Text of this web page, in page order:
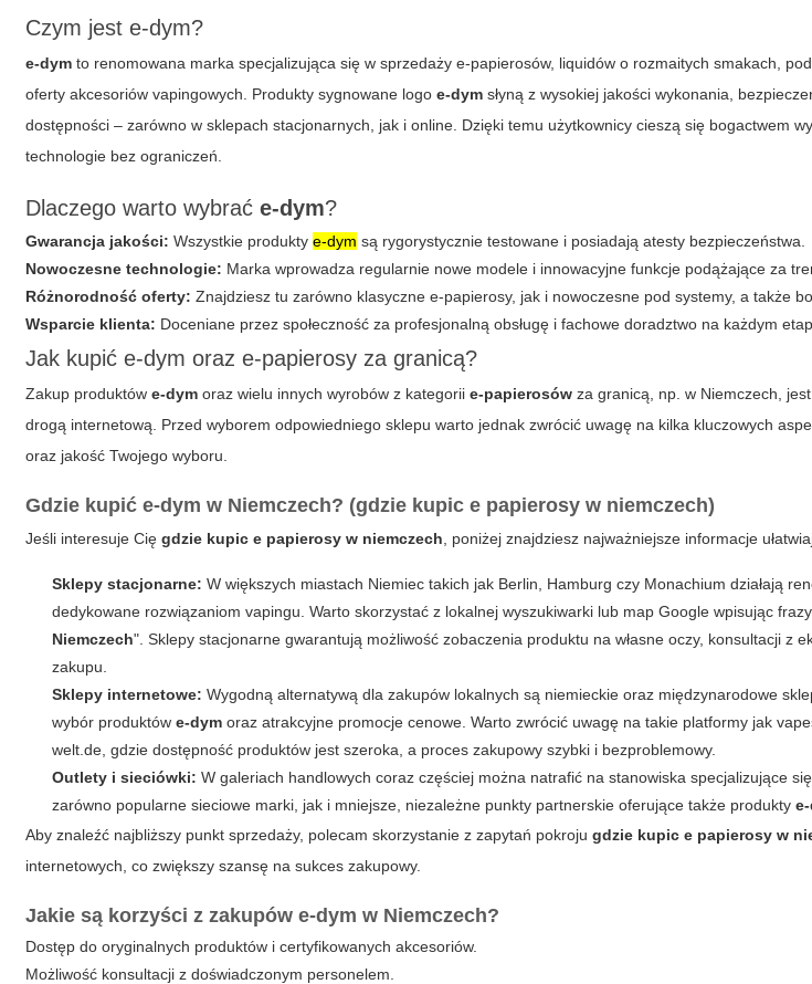
Czym jeste-dym?
e-dym to renomowana marka specjalizująca się w sprzedaży e-papierosów, liquidów o rozmaitych smakach,
oferty akcesoriów vapingowych. Produkty sygnowane logoe-dym słyną z wysokiej jakości wykonania,
dostępności – zarówno w sklepach stacjonarnych, jak i online. Dzięki temu użytkownicy cieszą się bogactwem
technologie bez ograniczeń.
Dlaczego warto wybraće-dym?
Gwarancja jakości: Wszystkie produktye-dym są rygorystycznie testowane i posiadają atesty bezpieczeństwa.
Nowoczesne technologie: Marka wprowadza regularnie nowe modele i innowacyjne funkcje podążające za
Różnorodność oferty: Znajdziesz tu zarówno klasyczne e-papierosy, jak i nowoczesne pod systemy, a także
Wsparcie klienta: Doceniane przez społeczność za profesjonalną obsługę i fachowe doradztwo na każdym
Jak kupiće-dym oraz e-papierosy za granicą?
Zakup produktówe-dym oraz wielu innych wyrobów z kategoriie-papierosów za granicą, np. w Niemczech,
drogą internetową. Przed wyborem odpowiedniego sklepu warto jednak zwrócić uwagę na kilka kluczowych
oraz jakość Twojego wyboru.
Gdzie kupić e-dym w Niemczech? (gdzie kupic e papierosy w niemczech)
Jeśli interesuje Cięgdzie kupic e papierosy w niemczech , poniżej znajdziesz najważniejsze informacje
Sklepy stacjonarne: W większych miastach Niemiec takich jak Berlin, Hamburg czy Monachium działają
dedykowane rozwiązaniom vapingu. Warto skorzystać z lokalnej wyszukiwarki lub map Google wpisując
Niemczech". Sklepy stacjonarne gwarantują możliwość zobaczenia produktu na własne oczy, konsultacji z
zakupu.
Sklepy internetowe: Wygodną alternatywą dla zakupów lokalnych są niemieckie oraz międzynarodowe
wybór produktówe-dym oraz atrakcyjne promocje cenowe. Warto zwrócić uwagę na takie platformy jak
welt.de, gdzie dostępność produktów jest szeroka, a proces zakupowy szybki i bezproblemowy.
Outlety i sieciówki: W galeriach handlowych coraz częściej można natrafić na stanowiska specjalizujące
zarówno popularne sieciowe marki, jak i mniejsze, niezależne punkty partnerskie oferujące także produkty
Aby znaleźć najbliższy punkt sprzedaży, polecam skorzystanie z zapytań pokrojugdzie kupic e papierosy w
internetowych, co zwiększy szansę na sukces zakupowy.
Jakie są korzyści z zakupów e-dym w Niemczech?
Dostęp do oryginalnych produktów i certyfikowanych akcesoriów.
Możliwość konsultacji z doświadczonym personelem.